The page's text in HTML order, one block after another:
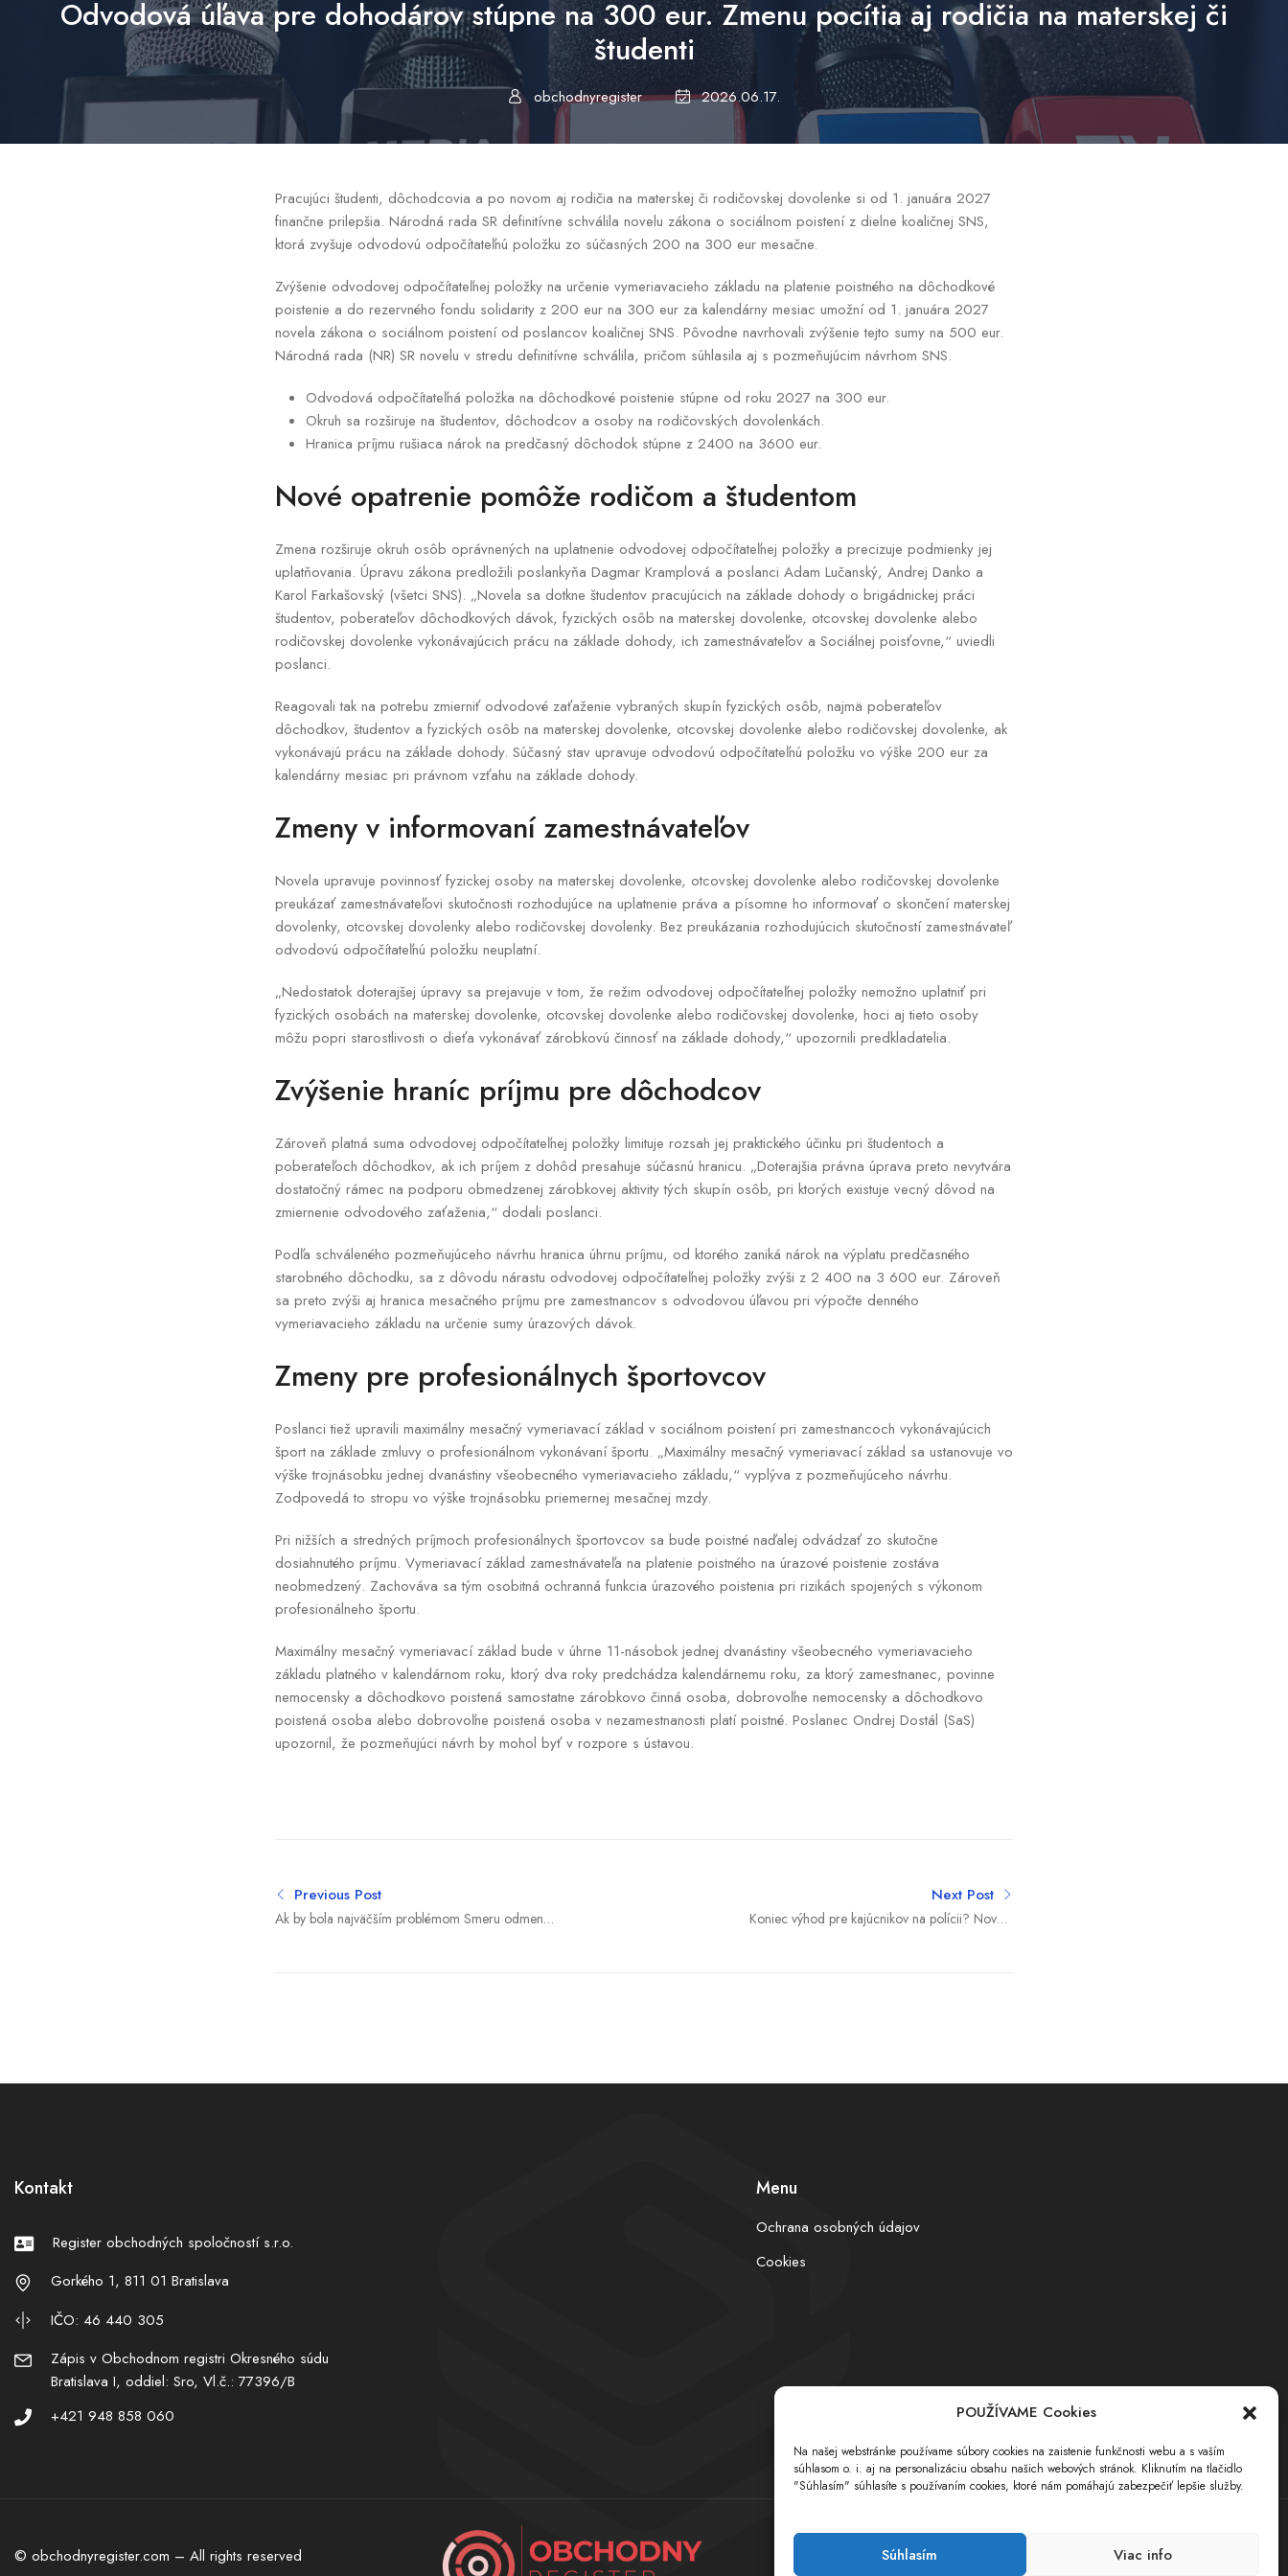
POUŽÍVAME Cookies
Na našej webstránke používame súbory cookies na zaistenie funkčnosti webu a s vaším
súhlasom o. i. aj na personalizáciu obsahu našich webových stránok. Kliknutím na tlačidlo
"Súhlasím" súhlasíte s používaním cookies, ktoré nám pomáhajú zabezpečiť lepšie služby.
Súhlasím Viac info
Odvodová úľava pre dohodárov stúpne na 300 eur. Zmenu pocítia aj rodičia na materskej či
študenti
obchodnyregister 2026.06.17.
Pracujúci študenti, dôchodcovia a po novom aj rodičia na materskej či rodičovskej dovolenke si od 1. januára 2027
finančne prilepšia. Národná rada SR definitívne schválila novelu zákona o sociálnom poistení z dielne koaličnej SNS,
ktorá zvyšuje odvodovú odpočítateľnú položku zo súčasných 200 na 300 eur mesačne.
Zvýšenie odvodovej odpočítateľnej položky na určenie vymeriavacieho základu na platenie poistného na dôchodkové
poistenie a do rezervného fondu solidarity z 200 eur na 300 eur za kalendárny mesiac umožní od 1. januára 2027
novela zákona o sociálnom poistení od poslancov koaličnej SNS. Pôvodne navrhovali zvýšenie tejto sumy na 500 eur.
Národná rada (NR) SR novelu v stredu definitívne schválila, pričom súhlasila aj s pozmeňujúcim návrhom SNS.
Odvodová odpočítateľná položka na dôchodkové poistenie stúpne od roku 2027 na 300 eur.
Okruh sa rozširuje na študentov, dôchodcov a osoby na rodičovských dovolenkách.
Hranica príjmu rušiaca nárok na predčasný dôchodok stúpne z 2400 na 3600 eur.
Nové opatrenie pomôže rodičom a študentom
Zmena rozširuje okruh osôb oprávnených na uplatnenie odvodovej odpočítateľnej položky a precizuje podmienky jej
uplatňovania. Úpravu zákona predložili poslankyňa Dagmar Kramplová a poslanci Adam Lučanský, Andrej Danko a
Karol Farkašovský (všetci SNS). „Novela sa dotkne študentov pracujúcich na základe dohody o brigádnickej práci
študentov, poberateľov dôchodkových dávok, fyzických osôb na materskej dovolenke, otcovskej dovolenke alebo
rodičovskej dovolenke vykonávajúcich prácu na základe dohody, ich zamestnávateľov a Sociálnej poisťovne,“ uviedli
poslanci.
Reagovali tak na potrebu zmierniť odvodové zaťaženie vybraných skupín fyzických osôb, najmä poberateľov
dôchodkov, študentov a fyzických osôb na materskej dovolenke, otcovskej dovolenke alebo rodičovskej dovolenke, ak
vykonávajú prácu na základe dohody. Súčasný stav upravuje odvodovú odpočítateľnú položku vo výške 200 eur za
kalendárny mesiac pri právnom vzťahu na základe dohody.
Zmeny v informovaní zamestnávateľov
Novela upravuje povinnosť fyzickej osoby na materskej dovolenke, otcovskej dovolenke alebo rodičovskej dovolenke
preukázať zamestnávateľovi skutočnosti rozhodujúce na uplatnenie práva a písomne ho informovať o skončení materskej
dovolenky, otcovskej dovolenky alebo rodičovskej dovolenky. Bez preukázania rozhodujúcich skutočností zamestnávateľ
odvodovú odpočítateľnú položku neuplatní.
„Nedostatok doterajšej úpravy sa prejavuje v tom, že režim odvodovej odpočítateľnej položky nemožno uplatniť pri
fyzických osobách na materskej dovolenke, otcovskej dovolenke alebo rodičovskej dovolenke, hoci aj tieto osoby
môžu popri starostlivosti o dieťa vykonávať zárobkovú činnosť na základe dohody,“ upozornili predkladatelia.
Zvýšenie hraníc príjmu pre dôchodcov
Zároveň platná suma odvodovej odpočítateľnej položky limituje rozsah jej praktického účinku pri študentoch a
poberateľoch dôchodkov, ak ich príjem z dohôd presahuje súčasnú hranicu. „Doterajšia právna úprava preto nevytvára
dostatočný rámec na podporu obmedzenej zárobkovej aktivity tých skupín osôb, pri ktorých existuje vecný dôvod na
zmiernenie odvodového zaťaženia,“ dodali poslanci.
Podľa schváleného pozmeňujúceho návrhu hranica úhrnu príjmu, od ktorého zaniká nárok na výplatu predčasného
starobného dôchodku, sa z dôvodu nárastu odvodovej odpočítateľnej položky zvýši z 2 400 na 3 600 eur. Zároveň
sa preto zvýši aj hranica mesačného príjmu pre zamestnancov s odvodovou úľavou pri výpočte denného
vymeriavacieho základu na určenie sumy úrazových dávok.
Zmeny pre profesionálnych športovcov
Poslanci tiež upravili maximálny mesačný vymeriavací základ v sociálnom poistení pri zamestnancoch vykonávajúcich
šport na základe zmluvy o profesionálnom vykonávaní športu. „Maximálny mesačný vymeriavací základ sa ustanovuje vo
výške trojnásobku jednej dvanástiny všeobecného vymeriavacieho základu,“ vyplýva z pozmeňujúceho návrhu.
Zodpovedá to stropu vo výške trojnásobku priemernej mesačnej mzdy.
Pri nižších a stredných príjmoch profesionálnych športovcov sa bude poistné naďalej odvádzať zo skutočne
dosiahnutého príjmu. Vymeriavací základ zamestnávateľa na platenie poistného na úrazové poistenie zostáva
neobmedzený. Zachováva sa tým osobitná ochranná funkcia úrazového poistenia pri rizikách spojených s výkonom
profesionálneho športu.
Maximálny mesačný vymeriavací základ bude v úhrne 11-násobok jednej dvanástiny všeobecného vymeriavacieho
základu platného v kalendárnom roku, ktorý dva roky predchádza kalendárnemu roku, za ktorý zamestnanec, povinne
nemocensky a dôchodkovo poistená samostatne zárobkovo činná osoba, dobrovoľne nemocensky a dôchodkovo
poistená osoba alebo dobrovoľne poistená osoba v nezamestnanosti platí poistné. Poslanec Ondrej Dostál (SaS)
upozornil, že pozmeňujúci návrh by mohol byť v rozpore s ústavou.
Previous Post
Ak by bola najväčším problémom Smeru odmena
Next Post
Koniec výhod pre kajúcnikov na polícii? Novela
Kontakt
Register obchodných spoločností s.r.o.
Gorkého 1, 811 01 Bratislava
IČO: 46 440 305
Zápis v Obchodnom registri Okresného súdu
Bratislava I, oddiel: Sro, Vl.č.: 77396/B
+421 948 858 060
Menu
Ochrana osobných údajov
Cookies
© obchodnyregister.com – All rights reserved